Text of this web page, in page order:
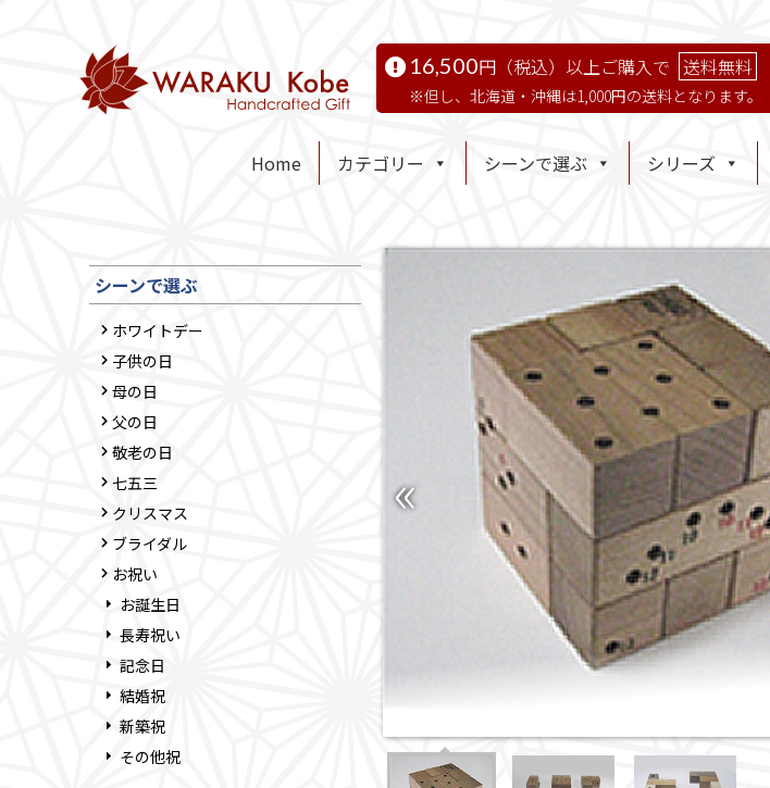
16,500円（税込）以上ご購入で 送料無料
但し、北海道・沖縄は1,000円の送料となります。
Home カテゴリー シーンで選ぶ シリーズ
シーンで選ぶ
ホワイトデー
子供の日
母の日
父の日
敬老の日
七五三
クリスマス
ブライダル
お祝い
お誕生日
長寿祝い
記念日
結婚祝
新築祝
その他祝